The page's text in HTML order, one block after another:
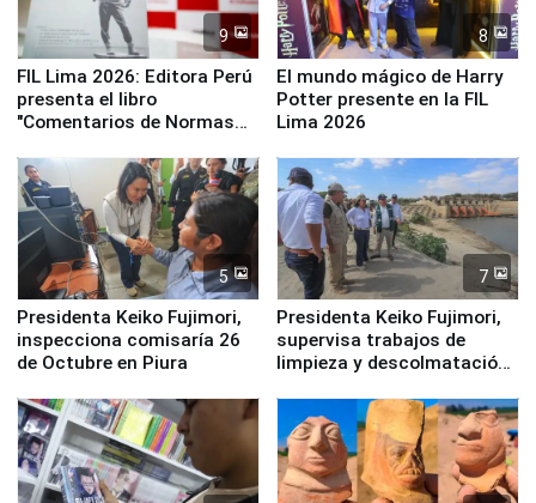
9
FIL Lima 2026: Editora Perú
presenta el libro
"Comentarios de Normas
Derecho Colectivo"
8
El mundo mágico de Harry
Potter presente en la FIL
Lima 2026
5
Presidenta Keiko Fujimori,
inspecciona comisaría 26
de Octubre en Piura
7
Presidenta Keiko Fujimori,
supervisa trabajos de
limpieza y descolmatación